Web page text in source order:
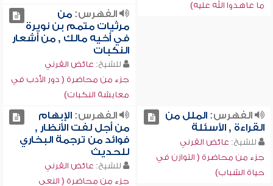
ما عاهدوا الله عليه)
الفهرس:من
مرثيات متمم بن نويرة
في أخيه مالك , من أشعار
النكبات
للشيخ: عائض القرني
جزء من محاضرة ( دور الأدب في
معايشة النكبات)
الفهرس:الملل من
القراءة , الأسئلة
للشيخ: عائض القرني
جزء من محاضرة ( التوازن في
حياة الشباب)
الفهرس:الإبهام
من أجل لفت الأنظار ,
فوائد من ترجمة البخاري
للحديث
للشيخ: عائض القرني
جزء من محاضرة ( النعي